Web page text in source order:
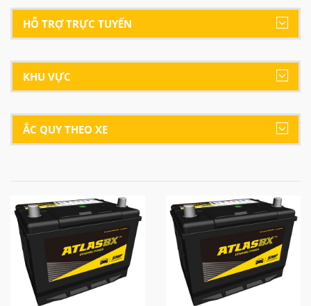
HỖ TRỢ TRỰC TUYẾN
KHU VỰC
ẮC QUY THEO XE